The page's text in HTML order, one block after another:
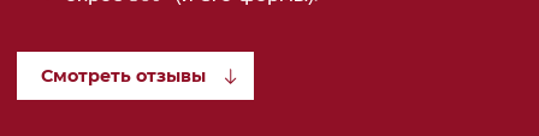
Смотреть отзывы